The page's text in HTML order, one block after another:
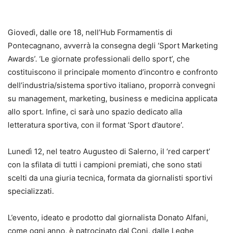
Giovedì, dalle ore 18, nell’Hub Formamentis di
Pontecagnano, avverrà la consegna degli ‘Sport Marketing
Awards’. ‘Le giornate professionali dello sport’, che
costituiscono il principale momento d’incontro e confronto
dell’industria/sistema sportivo italiano, proporrà convegni
su management, marketing, business e medicina applicata
allo sport. Infine, ci sarà uno spazio dedicato alla
letteratura sportiva, con il format ‘Sport d’autore’.
Lunedì 12, nel teatro Augusteo di Salerno, il ‘red carpert’
con la sfilata di tutti i campioni premiati, che sono stati
scelti da una giuria tecnica, formata da giornalisti sportivi
specializzati.
L’evento, ideato e prodotto dal giornalista Donato Alfani,
come ogni anno, è patrocinato dal Coni, dalle Leghe